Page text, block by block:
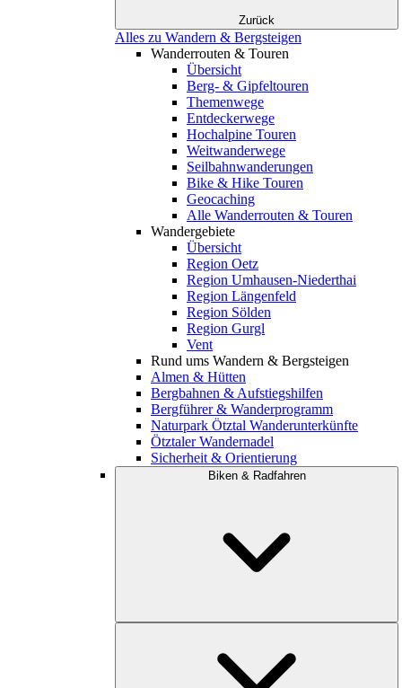
Zurück
Alles zu Wandern & Bergsteigen
Wanderrouten & Touren
Übersicht
Berg- & Gipfeltouren
Themenwege
Entdeckerwege
Hochalpine Touren
Weitwanderwege
Seilbahnwanderungen
Bike & Hike Touren
Geocaching
Alle Wanderrouten & Touren
Wandergebiete
Übersicht
Region Oetz
Region Umhausen-Niederthai
Region Längenfeld
Region Sölden
Region Gurgl
Vent
Rund ums Wandern & Bergsteigen
Almen & Hütten
Bergbahnen & Aufstiegshilfen
Bergführer & Wanderprogramm
Naturpark Ötztal Wanderunterkünfte
Ötztaler Wandernadel
Sicherheit & Orientierung
Biken & Radfahren